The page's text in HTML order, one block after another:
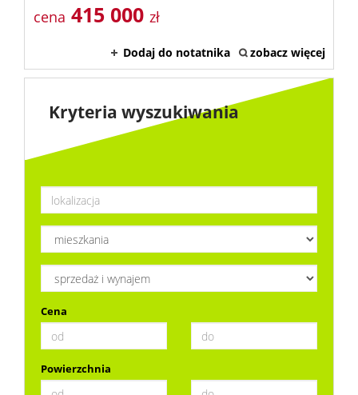
cena 415 000 zł
Dodaj do notatnika zobacz więcej
Kryteria wyszukiwania
Cena
Powierzchnia